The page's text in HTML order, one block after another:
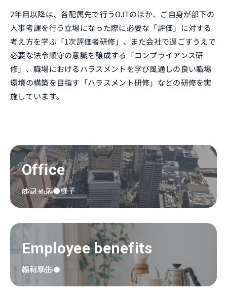
2年目以降は、各配属先で行うOJTのほか、ご自身が部下の
人事考課を行う立場になった際に必要な「評価」に対する
考え方を学ぶ「1次評価者研修」、また会社で過ごすうえで
必要な法令順守の意識を醸成する「コンプライアンス研
修」、職場におけるハラスメントを学び風通しの良い職場
環境の構築を目指す「ハラスメント研修」などの研修を実
施しています。
Office
オフィスの様子
Read More
Employee benefits
福利厚生
Read More